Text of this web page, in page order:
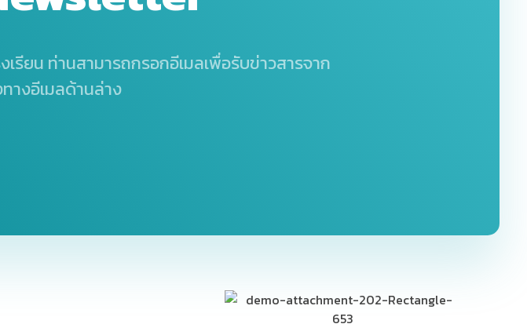
เรียน ท่านสามารถกรอกอีเมลเพื่อรับข่าวสารจาก
างอีเมลด้านล่าง